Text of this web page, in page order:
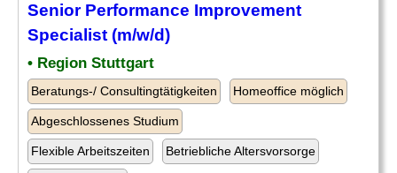
Senior Performance Improvement
Specialist (m/w/d)
• Region Stuttgart
Beratungs-/ Consultingtätigkeiten Homeoffice möglich
Abgeschlossenes Studium
Flexible Arbeitszeiten Betriebliche Altersvorsorge